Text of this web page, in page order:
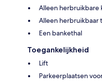
Alleen herbruikbare
Alleen herbruikbaar
Een bankethal
Toegankelijkheid
Lift
Parkeerplaatsen